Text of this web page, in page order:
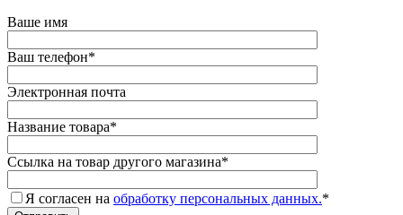
Ваше имя
Ваш телефон*
Электронная почта
Название товара*
Ссылка на товар другого магазина*
Я согласен на обработку персональных данных.*